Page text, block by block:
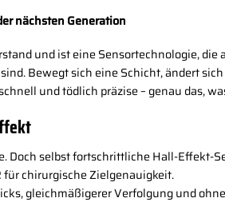
nächsten Generation
und ist eine Sensortechnologie,
Bewegt sich eine Schicht, ändert
und tödlich präzise – genau das,
Doch selbst fortschrittliche Hall-Effekt-
für chirurgische Zielgenauigkeit.
gleichmäßigerer Verfolgung und